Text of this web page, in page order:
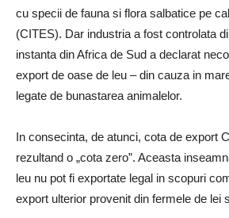
cu specii de fauna si flora salbatice pe
(CITES). Dar industria a fost controlata
instanta din Africa de Sud a declarat
export de oase de leu – din cauza in
legate de bunastarea animalelor.
In consecinta, de atunci, cota de export
rezultand o „cota zero”. Aceasta
leu nu pot fi exportate legal in scopuri
export ulterior provenit din fermele de lei